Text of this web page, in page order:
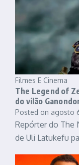
Filmes E Cinema
The Legend of
do vilão
Posted on agosto
Repórter do The
de Uli Latukefu